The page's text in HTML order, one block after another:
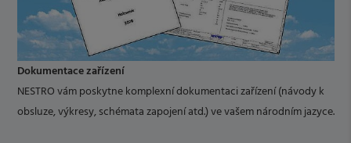
Dokumentace zařízení
NESTRO vám poskytne komplexní dokumentaci zařízení (návody k
obsluze, výkresy, schémata zapojení atd.) ve vašem národním jazyce.